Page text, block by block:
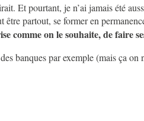
Et pourtant, je n’ai jamais été
partout, se former en
comme on le souhaite, de faire
banques par exemple (mais ça on